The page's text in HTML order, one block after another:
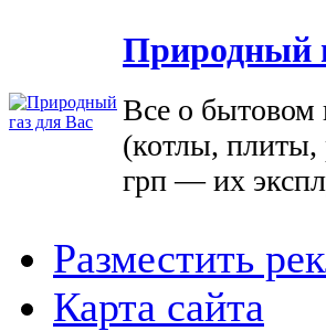
Природный
Все о бытовом
(котлы, плиты,
грп — их
Разместить
Карта сайта